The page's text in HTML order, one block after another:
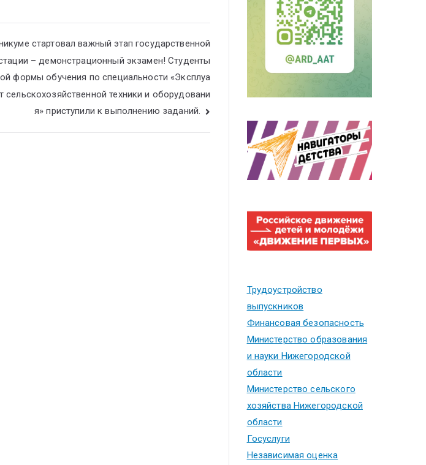
стартовал важный этап государственной
– демонстрационный экзамен! Студенты
формы обучения по специальности «Эксплуа
сельскохозяйственной техники и оборудовани
я» приступили к выполнению заданий.
Трудоустройство
выпускников
Финансовая безопасность
Министерство образования
и науки Нижегородской
области
Министерство сельского
хозяйства Нижегородской
области
Госуслуги
Независимая оценка